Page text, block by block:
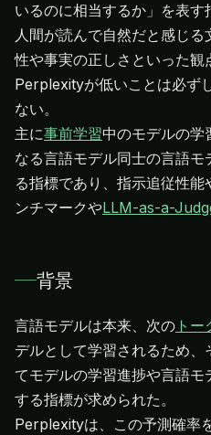
いるのに相当するか」を表す
人間が読んで自然だと感じ
性や事実の正しさといった観
Perplexityが低いことは必ず
ない。
主に事前学習中のモデルの学
なる言語モデル同士の言語
る指標であり、指示追従性
ンチマークやLLM-as-a-
背景
言語モデルは本来、次の トー
デルとして学習されるため
てモデルの学習進捗や言語
する指標が求められた。
Perplexityは、この予測確率